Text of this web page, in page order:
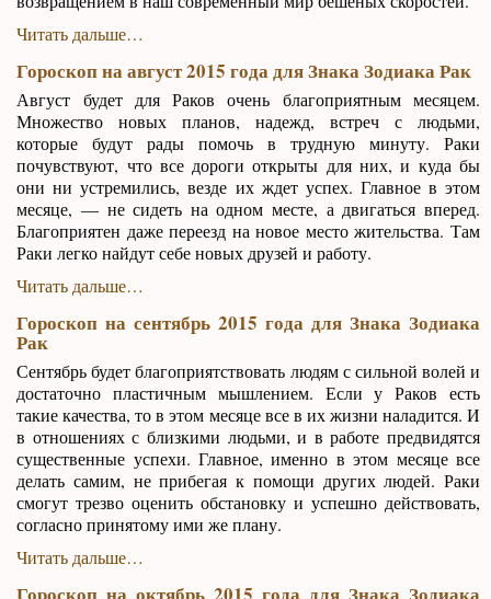
Читать дальше…
Гороскоп на август 2015 года для Знака Зодиака Рак
Август будет для Раков очень благоприятным месяцем.
Множество новых планов, надежд, встреч с людьми,
которые будут рады помочь в трудную минуту. Раки
почувствуют, что все дороги открыты для них, и куда бы
они ни устремились, везде их ждет успех. Главное в этом
месяце, — не сидеть на одном месте, а двигаться вперед.
Благоприятен даже переезд на новое место жительства. Там
Раки легко найдут себе новых друзей и работу.
Читать дальше…
Гороскоп на сентябрь 2015 года для Знака Зодиака
Рак
Сентябрь будет благоприятствовать людям с сильной волей и
достаточно пластичным мышлением. Если у Раков есть
такие качества, то в этом месяце все в их жизни наладится. И
в отношениях с близкими людьми, и в работе предвидятся
существенные успехи. Главное, именно в этом месяце все
делать самим, не прибегая к помощи других людей. Раки
смогут трезво оценить обстановку и успешно действовать,
согласно принятому ими же плану.
Читать дальше…